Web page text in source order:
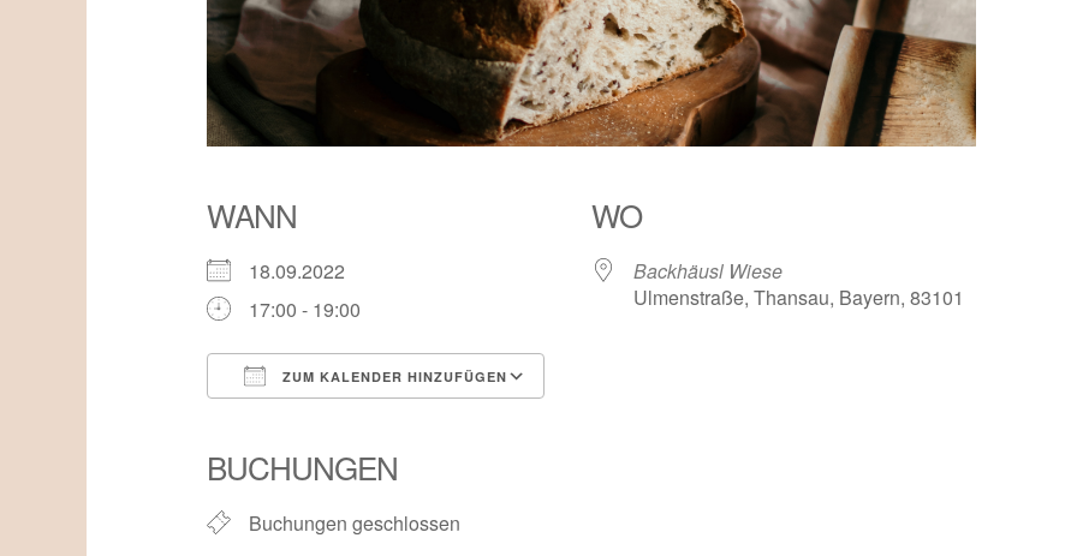
WANN
18.09.2022
17:00 - 19:00
ZUM KALENDER HINZUFÜGEN
BUCHUNGEN
Buchungen geschlossen
WO
Backhäusl Wiese
Ulmenstraße, Thansau, Bayern, 83101